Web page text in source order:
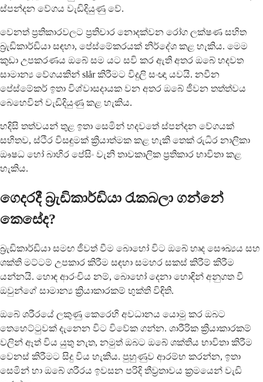
ස්පන්දන වේගය වැඩිදියුණු වේ.
වෙනත් ප්‍රතිකාරවලට ප්‍රතිචාර නොදක්වන රෝග ලක්ෂණ සහිත
බ්‍රැඩිකාර්ඩියා සඳහා, පේස්මේකරයක් නිර්දේශ කළ හැකිය. මෙම
කුඩා උපකරණය ඔබේ සම යට සවි කර ඇති අතර ඔබේ හදවත
සාමාන්‍ය වේගයකින් slår කිරීමට විදුලි සංඥා යවයි. නවීන
පේස්මේකර් ඉතා විශ්වාසදායක වන අතර ඔබේ ජීවන තත්ත්වය
බෙහෙවින් වැඩිදියුණු කළ හැකිය.
හදිසි තත්වයන් තුළ ඉතා සෙමින් හදවතේ ස්පන්දන වේගයක්
සහිතව, ස්ථිර විසඳුමක් ක්‍රියාත්මක කළ හැකි තෙක් රුධිර නාලිකා
ඖෂධ හෝ බාහිර පේසිං වැනි තාවකාලික ප්‍රතිකාර භාවිතා කළ
හැකිය.
ගෙදරදී බ්‍රැඩිකාර්ඩියා රැකබලා ගන්නේ
කෙසේද?
බ්‍රැඩිකාර්ඩියා සමඟ ජීවත් වීම බොහෝ විට ඔබේ හෘද සෞඛ්‍යය සහ
ශක්ති මට්ටම් උපකාර කිරීම සඳහා සමහර සකස් කිරීම් කිරීම
යන්නයි. හොඳ ආරංචිය නම්, බොහෝ දෙනා හොඳින් අනුගත වී
ඔවුන්ගේ සාමාන්‍ය ක්‍රියාකාරකම් භුක්ති විඳිති.
ඔබේ ශරීරයේ ලකුණු කෙරෙහි අවධානය යොමු කර ඔබට
තෙහෙට්ටුවක් දැනෙන විට විවේක ගන්න. ශාරීරික ක්‍රියාකාරකම්
වලින් ඈත් විය යුතු නැත, නමුත් ඔබට ඔබේ ශක්තිය භාවිතා කිරීම
වෙනස් කිරීමට සිදු විය හැකිය. පුහුණුව ආරම්භ කරන්න, ඉතා
සෙමින් හා ඔබේ ශරීරය ඉවසන පරිදි තීව්‍රතාවය ක්‍රමයෙන් වැඩි